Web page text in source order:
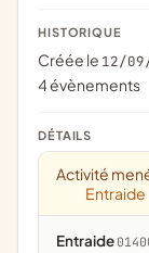
HISTORIQUE
Créée le 12/
4 évènements
DÉTAILS
Activité
Entraide
Entraide